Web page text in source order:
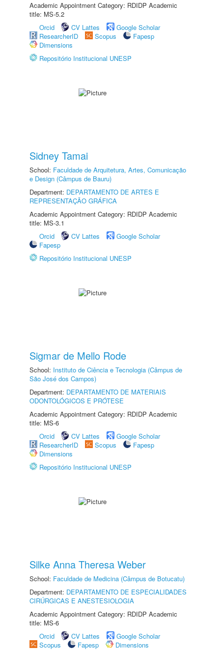
Academic Appointment Category: RDIDP Academic
title: MS-5.2
Orcid
CV Lattes
Google Scholar
ResearcherID
Scopus
Fapesp
Dimensions
Repositório Institucional UNESP
Sidney Tamai
School: Faculdade de Arquitetura, Artes, Comunicação
e Design (Câmpus de Bauru)
Department: DEPARTAMENTO DE ARTES E
REPRESENTAÇÃO GRÁFICA
Academic Appointment Category: RDIDP Academic
title: MS-3.1
Orcid
CV Lattes
Google Scholar
Fapesp
Repositório Institucional UNESP
Sigmar de Mello Rode
School: Instituto de Ciência e Tecnologia (Câmpus de
São José dos Campos)
Department: DEPARTAMENTO DE MATERIAIS
ODONTOLÓGICOS E PRÓTESE
Academic Appointment Category: RDIDP Academic
title: MS-6
Orcid
CV Lattes
Google Scholar
ResearcherID
Scopus
Fapesp
Dimensions
Repositório Institucional UNESP
Silke Anna Theresa Weber
School: Faculdade de Medicina (Câmpus de Botucatu)
Department: DEPARTAMENTO DE ESPECIALIDADES
CIRÚRGICAS E ANESTESIOLOGIA
Academic Appointment Category: RDIDP Academic
title: MS-6
Orcid
CV Lattes
Google Scholar
Scopus
Fapesp Dimensions